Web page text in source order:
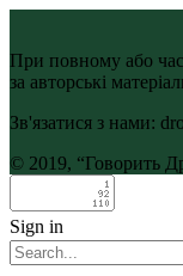
При повному або
за авторські
Зв'язатися з нами:
© 2019, “Говорить
Sign in